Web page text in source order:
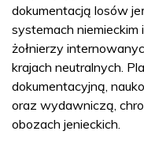
dokumentacją losów
systemach niemieckim
żołnierzy
krajach neutralnych.
dokumentacyjną,
oraz wydawniczą,
obozach jenieckich.